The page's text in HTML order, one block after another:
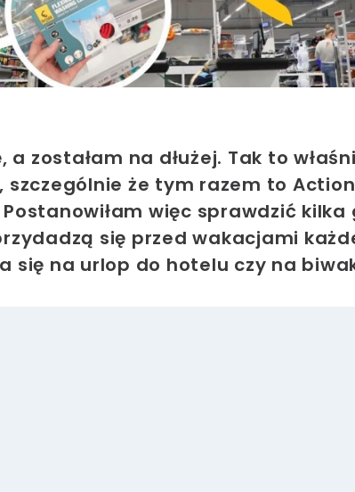
a zostałam na dłużej. Tak to
że tym razem to Action
więc sprawdzić
się przed wakacjami
się na urlop do hotelu czy na